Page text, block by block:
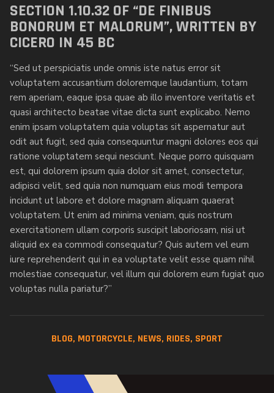
SECTION 1.10.32 OF “DE FINIBUS
BONORUM ET MALORUM”, WRITTEN BY
CICERO IN 45 BC
“Sed ut perspiciatis unde omnis iste natus error sit
voluptatem accusantium doloremque laudantium, totam
rem aperiam, eaque ipsa quae ab illo inventore veritatis et
quasi architecto beatae vitae dicta sunt explicabo. Nemo
enim ipsam voluptatem quia voluptas sit aspernatur aut
odit aut fugit, sed quia consequuntur magni dolores eos qui
ratione voluptatem sequi nesciunt. Neque porro quisquam
est, qui dolorem ipsum quia dolor sit amet, consectetur,
adipisci velit, sed quia non numquam eius modi tempora
incidunt ut labore et dolore magnam aliquam quaerat
voluptatem. Ut enim ad minima veniam, quis nostrum
exercitationem ullam corporis suscipit laboriosam, nisi ut
aliquid ex ea commodi consequatur? Quis autem vel eum
iure reprehenderit qui in ea voluptate velit esse quam nihil
molestiae consequatur, vel illum qui dolorem eum fugiat quo
voluptas nulla pariatur?”
BLOG, MOTORCYCLE, NEWS, RIDES, SPORT